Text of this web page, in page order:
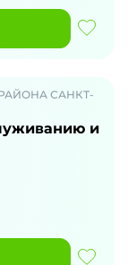
САНКТ-
и